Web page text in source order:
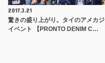
2017.3.21
驚きの盛り上がり。タイのアメカジ
イベント 【PRONTO DENIM C…